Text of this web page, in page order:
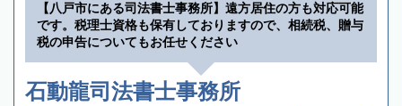
【八戸市にある司法書士事務所】遠方居住の方も対応可能
です。税理士資格も保有しておりますので、相続税、贈与
税の申告についてもお任せください
石動龍司法書士事務所